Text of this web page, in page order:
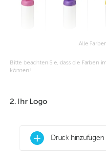
Alle
Bitte beachten Sie, dass die Farben
können!
2. Ihr Logo
+ Druck hinzufügen